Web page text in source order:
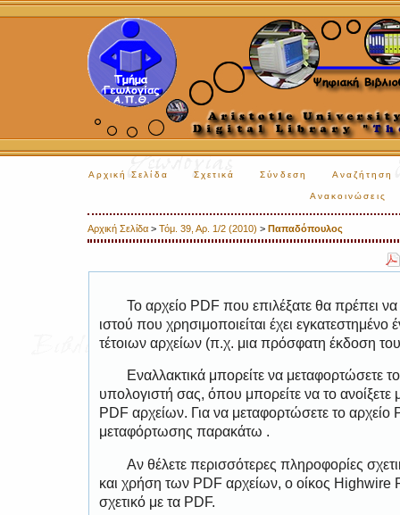
Αρχική Σελίδα Σχετικά Σύνδεση Αναζήτηση
Ανακοινώσεις
Αρχική Σελίδα > Τόμ. 39, Αρ. 1/2 (2010) > Παπαδόπουλος
Το αρχείο PDF που επιλέξατε θα πρέπει
ιστού που χρησιμοποιείται έχει
τέτοιων αρχείων (π.χ. μια πρόσφατη έκδοση
Εναλλακτικά μπορείτε να μεταφορτώσετε
υπολογιστή σας, όπου μπορείτε να το
PDF αρχείων. Για να μεταφορτώσετε το
μεταφόρτωσης παρακάτω .
Αν θέλετε περισσότερες πληροφορίες
και χρήση των PDF αρχείων, ο οίκος Highwire
σχετικό με τα PDF.